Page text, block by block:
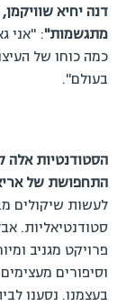
דנה יחיא
מתגשמות": "אני
כמה כוחו של
בעולם".
הסטודנטיות אלה
התחפושת של
לעשות שיקולים
סטודנטיאליות.
פרויקט מגניב
וסיפורים
בעצמנו. נסענו